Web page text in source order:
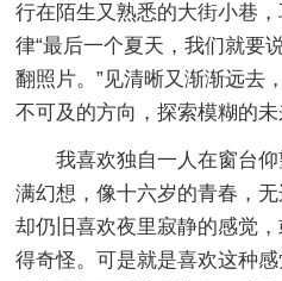
行在陌生又熟悉的大街小巷
律“最后一个夏天，我们就要
翻照片。”见清晰又渐渐远去
不可及的方向，探索模糊的未
我喜欢独自一人在窗台仰
满幻想，像十六岁的青春，
却仍旧喜欢夜里寂静的感觉
得奇怪。可是就是喜欢这种